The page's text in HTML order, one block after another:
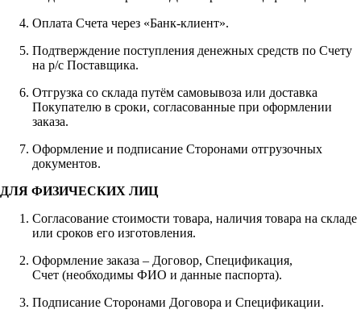
Оплата Счета через «Банк-клиент».
Подтверждение поступления денежных средств по Счету
на р/с Поставщика.
Отгрузка со склада путём самовывоза или доставка
Покупателю в сроки, согласованные при оформлении
заказа.
Оформление и подписание Сторонами отгрузочных
документов.
ДЛЯ ФИЗИЧЕСКИХ ЛИЦ
Согласование стоимости товара, наличия товара на складе
или сроков его изготовления.
Оформление заказа – Договор, Спецификация,
Счет (необходимы ФИО и данные паспорта).
Подписание Сторонами Договора и Спецификации.